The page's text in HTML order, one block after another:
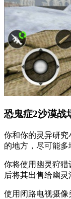
恐鬼症2沙漠战
你和你的灵异研
的地方，尽可能多
你将使用幽灵狩
后将其出售给幽灵
使用闭路电视摄